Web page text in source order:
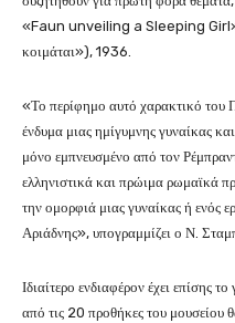
«Faun unveiling a Sleeping Girl»
κοιμάται»), 1936.
«Το περίφημο αυτό χαρακτικό του
ένδυμα μιας ημίγυμνης γυναίκας
μόνο εμπνευσμένο από τον
ελληνιστικά και πρώιμα ρωμαϊκά
την ομορφιά μιας γυναίκας ή ενός
Αριάδνης», υπογραμμίζει ο Ν.
Ιδιαίτερο ενδιαφέρον έχει επίσης
από τις 20 προθήκες του μουσείου